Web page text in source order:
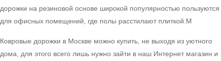
дорожки на резиновой основе широкой популярностью пользуются
для офисных помещений, где полы расстилают плиткой.М
Ковровые дорожки в Москве можно купить, не выходя из уютного
дома, для этого всего лишь нужно зайти в наш Интернет магазин и